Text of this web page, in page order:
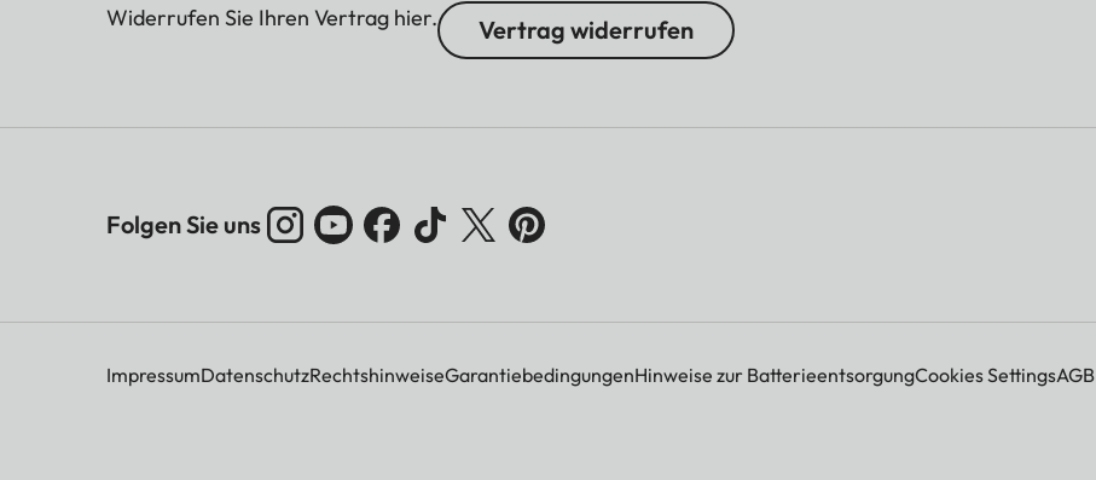
Widerrufen Sie Ihren Vertrag hier. Vertrag widerrufen
Folgen Sie uns
ImpressumDatenschutzRechtshinweiseGarantiebedingungenHinweise zur BatterieentsorgungCookies SettingsAGB